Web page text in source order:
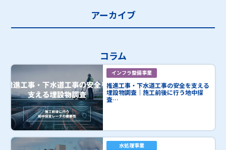
アーカイブ
コラム
インフラ整備事業
推進工事・下水道工事の安全を支える
埋設物調査｜施工前後に行う地中探
査…
水処理事業